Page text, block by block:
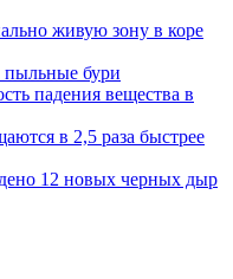
живую зону в коре
пыльные бури
падения вещества в
в 2,5 раза быстрее
12 новых черных дыр